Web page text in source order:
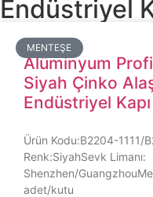
​​Endüstriyel
MENTEŞE​
​​Alüminyum
Siyah Çinko
Endüstriyel
​​​​Ürün Kodu:B2204-1111/
Renk:SiyahSevk Limanı:
Shenzhen/
adet/kutu